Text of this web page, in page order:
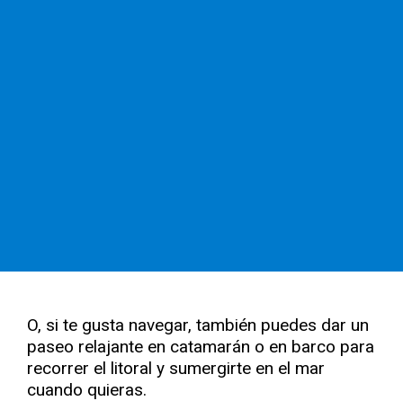
O, si te gusta navegar, también puedes dar un
paseo relajante en catamarán o en barco para
recorrer el litoral y sumergirte en el mar
cuando quieras.